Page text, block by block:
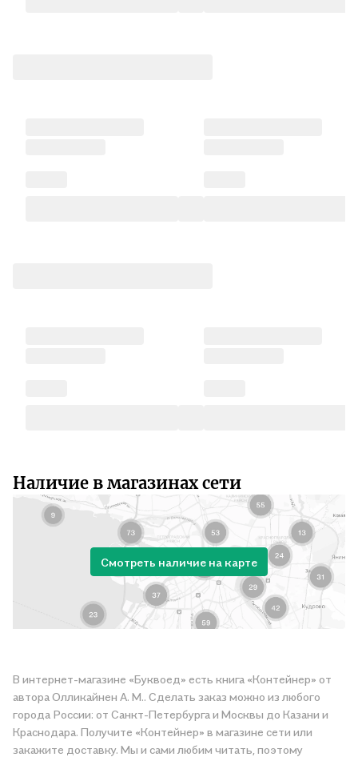
Наличие в магазинах сети
Смотреть наличие на карте
В интернет-магазине «Буквоед» есть книга «Контейнер» от
автора Олликайнен А. М.. Сделать заказ можно из любого
города России: от Санкт-Петербурга и Москвы до Казани и
Краснодара. Получите «Контейнер» в магазине сети или
закажите доставку. Мы и сами любим читать, поэтому